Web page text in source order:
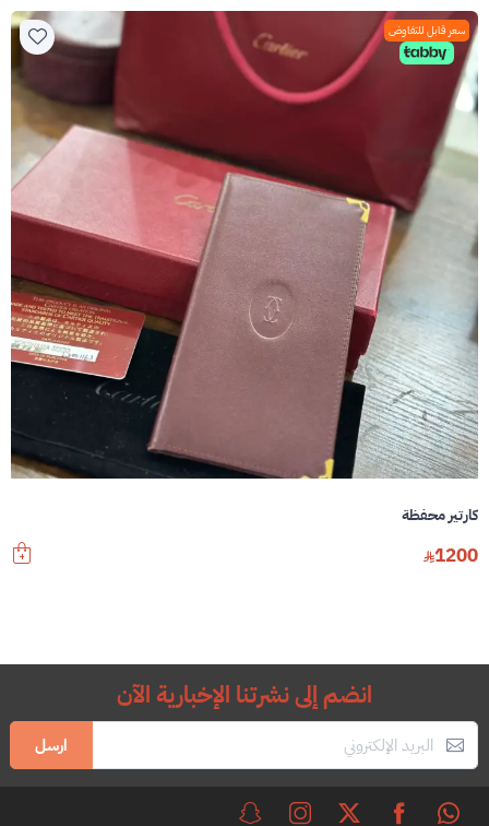
سعر قابل للتفاوض
كارتير محفظة
1200
انضم إلى نشرتنا الإخبارية الآن
ارسل